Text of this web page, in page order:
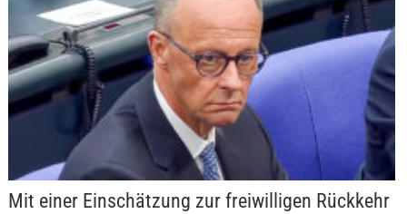
Mit einer Einschätzung zur freiwilligen Rückkehr